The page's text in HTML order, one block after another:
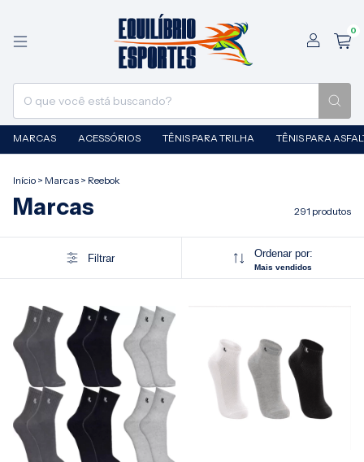
0
MARCAS ACESSÓRIOS TÊNIS PARA TRILHA TÊNIS PARA
Início > Marcas > Reebok
Marcas 291 produtos
Filtrar Ordenar por:
Mais vendidos